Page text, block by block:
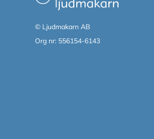
© Ljudmakarn AB
Org nr: 556154-6143